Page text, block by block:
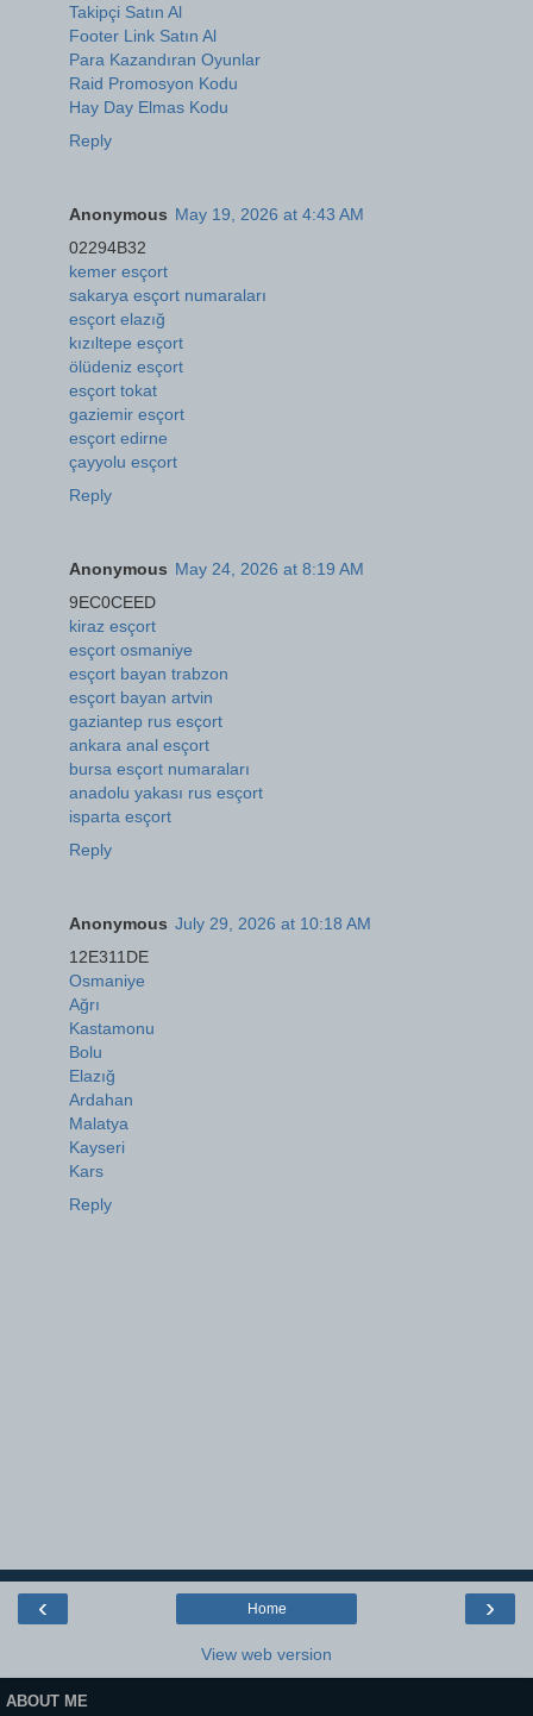
Takipçi Satın Al
Footer Link Satın Al
Para Kazandıran Oyunlar
Raid Promosyon Kodu
Hay Day Elmas Kodu
Reply
Anonymous May 19, 2026 at 4:43 AM
02294B32
kemer esçort
sakarya esçort numaraları
esçort elazığ
kızıltepe esçort
ölüdeniz esçort
esçort tokat
gaziemir esçort
esçort edirne
çayyolu esçort
Reply
Anonymous May 24, 2026 at 8:19 AM
9EC0CEED
kiraz esçort
esçort osmaniye
esçort bayan trabzon
esçort bayan artvin
gaziantep rus esçort
ankara anal esçort
bursa esçort numaraları
anadolu yakası rus esçort
isparta esçort
Reply
Anonymous July 29, 2026 at 10:18 AM
12E311DE
Osmaniye
Ağrı
Kastamonu
Bolu
Elazığ
Ardahan
Malatya
Kayseri
Kars
Reply
‹ ›
Home
View web version
ABOUT ME